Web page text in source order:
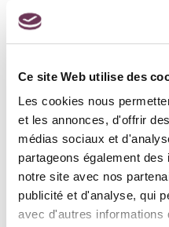
Ce site Web utilise des
Les cookies nous
et les annonces, d'offrir
médias sociaux et
partageons également
notre site avec nos
publicité et d'analyse, qui
avec d'autres informations
électorales à l’âge de
Attestation d’accueil
Tout étranger qui
un séjour de moins
d’une visite privée et
un justificatif
consiste en une
L’attestation est
par la personne